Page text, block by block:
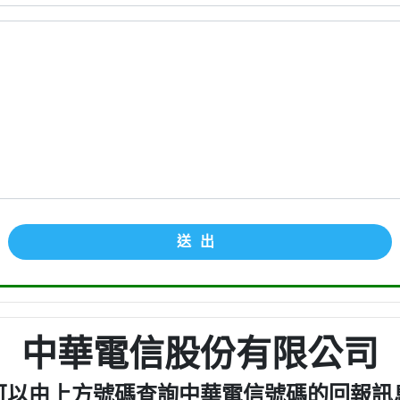
送出
中華電信股份有限公司
以由上方號碼查詢中華電信號碼的回報訊